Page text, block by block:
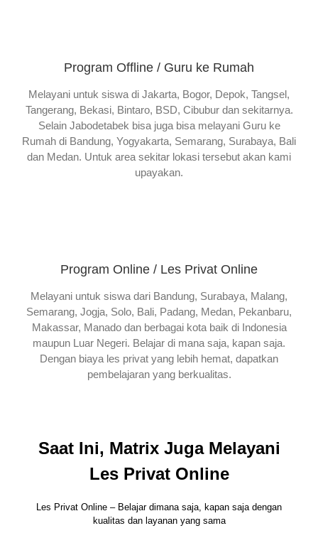
Program Offline / Guru ke Rumah
Melayani untuk siswa di Jakarta, Bogor, Depok, Tangsel,
Tangerang, Bekasi, Bintaro, BSD, Cibubur dan sekitarnya.
Selain Jabodetabek bisa juga bisa melayani Guru ke
Rumah di Bandung, Yogyakarta, Semarang, Surabaya, Bali
dan Medan. Untuk area sekitar lokasi tersebut akan kami
upayakan.
Program Online / Les Privat Online
Melayani untuk siswa dari Bandung, Surabaya, Malang,
Semarang, Jogja, Solo, Bali, Padang, Medan, Pekanbaru,
Makassar, Manado dan berbagai kota baik di Indonesia
maupun Luar Negeri. Belajar di mana saja, kapan saja.
Dengan biaya les privat yang lebih hemat, dapatkan
pembelajaran yang berkualitas.
Saat Ini, Matrix Juga Melayani
Les Privat Online
Les Privat Online – Belajar dimana saja, kapan saja dengan
kualitas dan layanan yang sama